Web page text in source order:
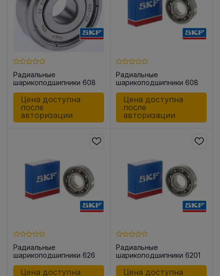
Радиальные
шарикоподшипники 608
Цена доступна
после
авторизации
Радиальные
шарикоподшипники 608
Цена доступна
после
авторизации
Радиальные
шарикоподшипники 626
Цена доступна
Радиальные
шарикоподшипники 6201
Цена доступна